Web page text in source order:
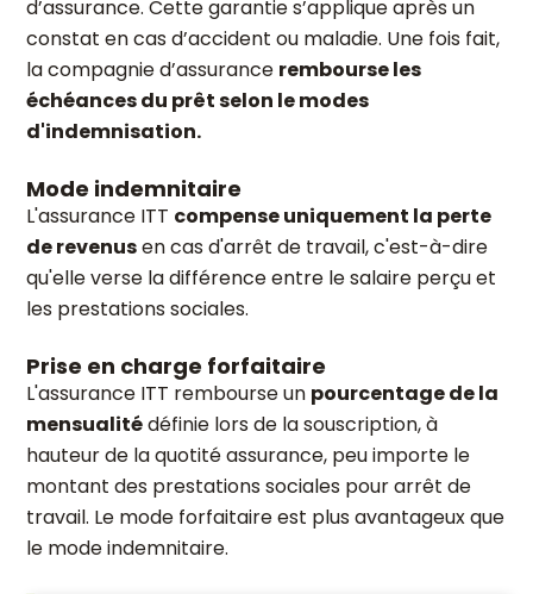
d’assurance. Cette garantie s’applique après un
constat en cas d’accident ou maladie. Une fois fait,
la compagnie d’assurance rembourse les
échéances du prêt selon le modes
d'indemnisation.
Mode indemnitaire
L'assurance ITT compense uniquement la perte
de revenusen cas d'arrêt de travail, c'est-à-dire
qu'elle verse la différence entre le salaire perçu et
les prestations sociales.
Prise en charge forfaitaire
L'assurance ITT rembourse un pourcentage de la
mensualitédéfinie lors de la souscription, à
hauteur de la quotité assurance, peu importe le
montant des prestations sociales pour arrêt de
travail. Le mode forfaitaire est plus avantageux que
le mode indemnitaire.